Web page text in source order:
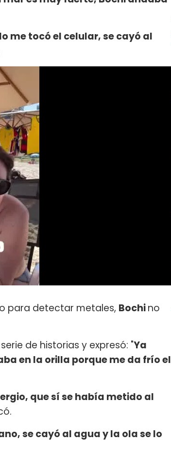
me tocó el celular, se cayó al
para detectar metales, Bochino
de historias y expresó: "Ya
en la orilla porque me da frío el
que sí se había metido al
se cayó al agua y la ola se lo